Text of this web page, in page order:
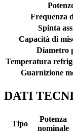
Frequenza
Spinta
Capacità di
Diametro
Temperatura
Guarnizione
DATI
Tipo
Potenza
nominale